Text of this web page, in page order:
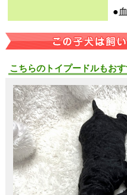
●
こちらのトイプードルもお